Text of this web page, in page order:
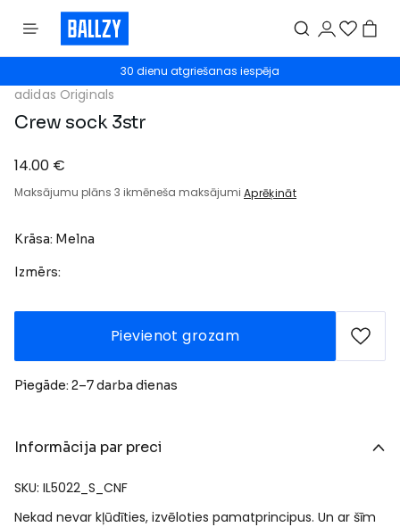
30 dienu atgriešanas iespēja
adidas Originals
Crew sock 3str
14.00 €
Maksājumu plāns 3 ikmēneša maksājumi Aprēķināt
Krāsa: Melna
Izmērs:
Pievienot grozam
Piegāde: 2–7 darba dienas
Informācija par preci
SKU: IL5022_S_CNF
Nekad nevar kļūdīties, izvēloties pamatprincipus. Un ar šīm